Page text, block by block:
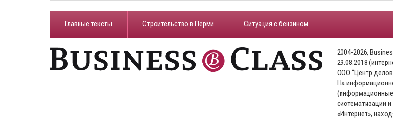
Главные тексты Строительство в Перми ​Ситуация с бензином
2004-2026,
29.08.2018
ООО “Центр
На
(информационные
систематизации
«Интернет»,